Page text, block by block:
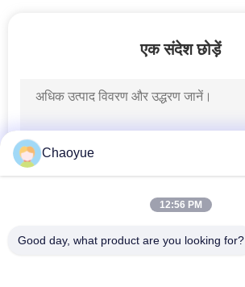
एक संदेश छोड़ें
Chaoyue
12:56 PM
Good day, what product are you looking for?